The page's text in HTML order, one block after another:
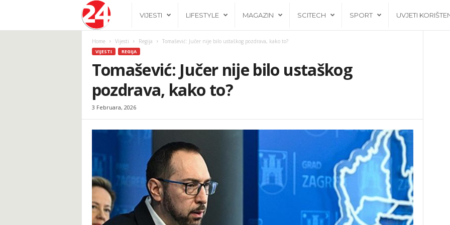
.
VIJESTI LIFESTYLE MAGAZIN SCITECH SPORT UVJETI
Home Vijesti Regija Tomašević: Jučer nije bilo ustaškog pozdrava, kako to?
VIJESTI REGIJA
Tomašević: Jučer nije bilo ustaškog
pozdrava, kako to?
3 Februara, 2026